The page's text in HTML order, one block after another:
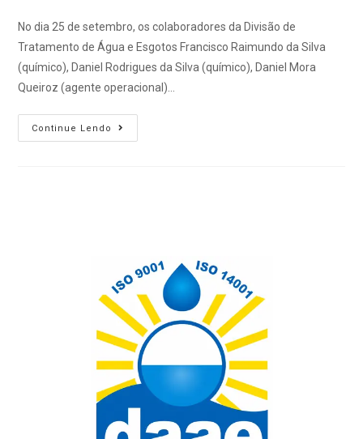
No dia 25 de setembro, os colaboradores da Divisão de
Tratamento de Água e Esgotos Francisco Raimundo da Silva
(químico), Daniel Rodrigues da Silva (químico), Daniel Mora
Queiroz (agente operacional)…
Continue Lendo